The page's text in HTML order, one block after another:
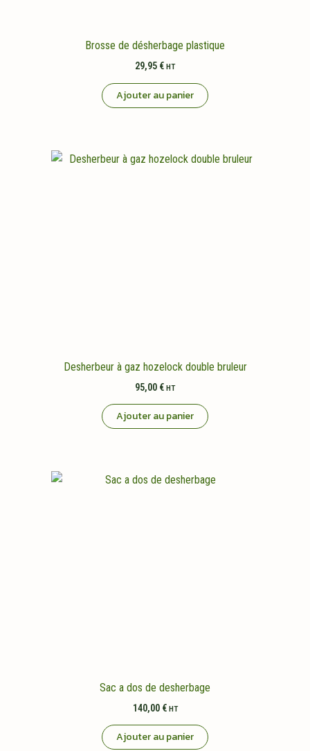
Brosse de désherbage plastique
29,95 € HT
Ajouter au panier
Desherbeur à gaz hozelock double bruleur
95,00 € HT
Ajouter au panier
Sac a dos de desherbage
140,00 € HT
Ajouter au panier